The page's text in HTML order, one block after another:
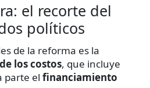
el recorte del
políticos
de la reforma es la
los costos, que incluye
parte el financiamiento